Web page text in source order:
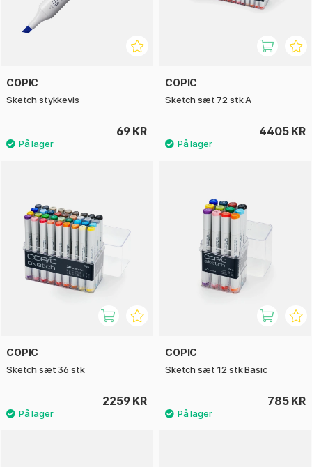
COPIC
Sketch stykkevis
69 KR
COPIC
Sketch sæt 72 stk A
4405 KR
COPIC
Sketch sæt 36 stk
2259 KR
COPIC
Sketch sæt 12 stk Basic
785 KR